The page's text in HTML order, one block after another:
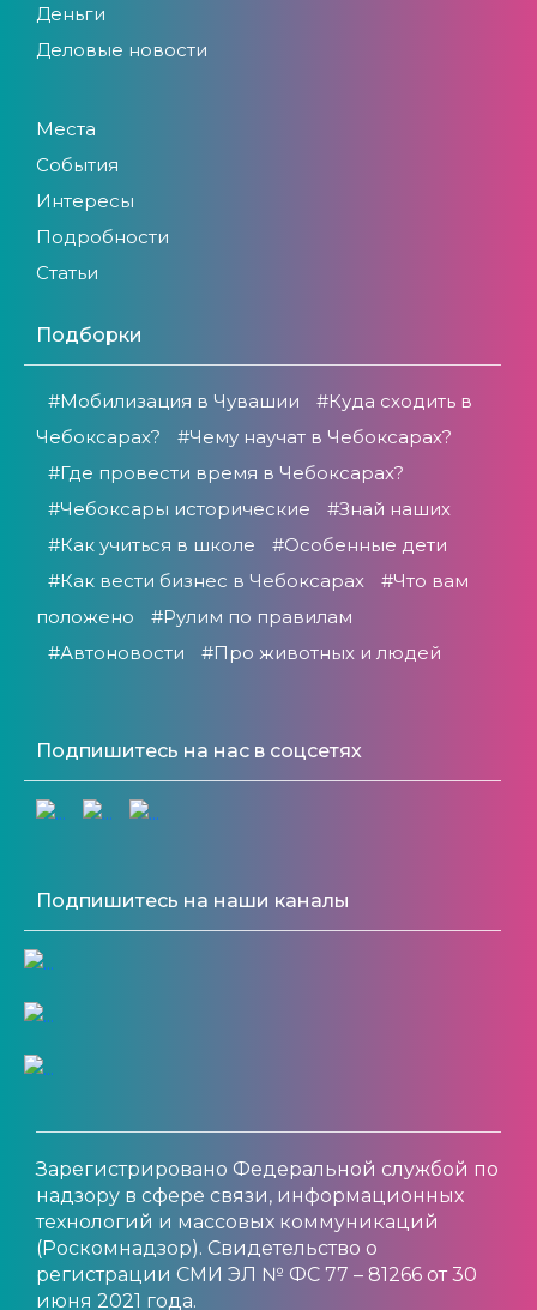
Деньги
Деловые новости
Места
События
Интересы
Подробности
Статьи
Подборки
#Мобилизация в Чувашии
#Куда сходить в
Чебоксарах?
#Чему научат в Чебоксарах?
#Где провести время в Чебоксарах?
#Чебоксары исторические
#Знай наших
#Как учиться в школе
#Особенные дети
#Как вести бизнес в Чебоксарах
#Что вам
положено
#Рулим по правилам
#Автоновости
#Про животных и людей
Подпишитесь на нас в соцсетях
Подпишитесь на наши каналы
Зарегистрировано Федеральной службой по
надзору в сфере связи, информационных
технологий и массовых коммуникаций
(Роскомнадзор). Свидетельство о
регистрации СМИ ЭЛ № ФС 77 – 81266 от 30
июня 2021 года.